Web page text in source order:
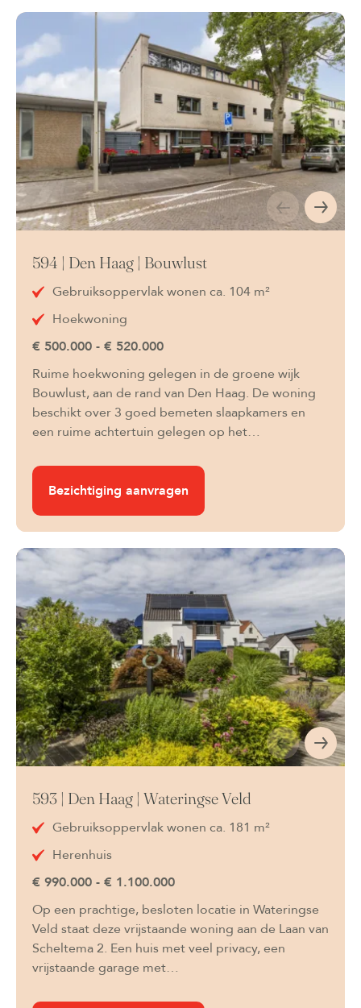
594 | Den Haag | Bouwlust
Gebruiksoppervlak wonen ca. 104 m²
Hoekwoning
€ 500.000 - € 520.000
Ruime hoekwoning gelegen in de groene wijk
Bouwlust, aan de rand van Den Haag. De woning
beschikt over 3 goed bemeten slaapkamers en
een ruime achtertuin gelegen op het…
Bezichtiging aanvragen
593 | Den Haag | Wateringse Veld
Gebruiksoppervlak wonen ca. 181 m²
Herenhuis
€ 990.000 - € 1.100.000
Op een prachtige, besloten locatie in Wateringse
Veld staat deze vrijstaande woning aan de Laan van
Scheltema 2. Een huis met veel privacy, een
vrijstaande garage met…